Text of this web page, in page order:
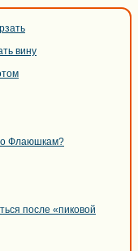
вину
Флаюшкам?
после «пиковой